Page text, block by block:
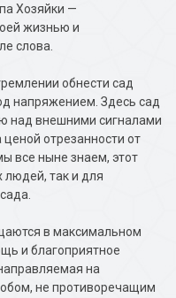
Хозяйки —
жизнью и
слова.
обнести сад
напряжением. Здесь сад
над внешними сигналами
отрезанности от
все ныне знаем, этот
людей, так и для
в максимальном
и благоприятное
на
не противоречащим